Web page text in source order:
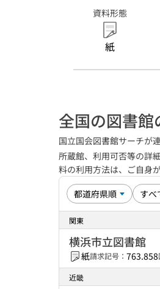
資料形態
紙
全国の図書館
国立国会図書館サーチが
所蔵館、利用可否等の詳
料の利用方法は、ご自身
関東
横浜市立図書館
紙請求記号： 763.858
近畿